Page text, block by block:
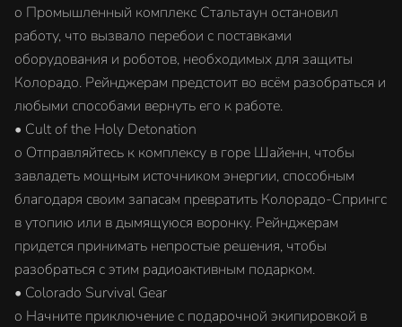
o Промышленный комплекс Стальтаун остановил
работу, что вызвало перебои с поставками
оборудования и роботов, необходимых для защиты
Колорадо. Рейнджерам предстоит во всём разобраться и
любыми способами вернуть его к работе.
• Cult of the Holy Detonation
o Отправляйтесь к комплексу в горе Шайенн, чтобы
завладеть мощным источником энергии, способным
благодаря своим запасам превратить Колорадо-Спрингс
в утопию или в дымящуюся воронку. Рейнджерам
придется принимать непростые решения, чтобы
разобраться с этим радиоактивным подарком.
• Colorado Survival Gear
o Начните приключение с подарочной экипировкой в